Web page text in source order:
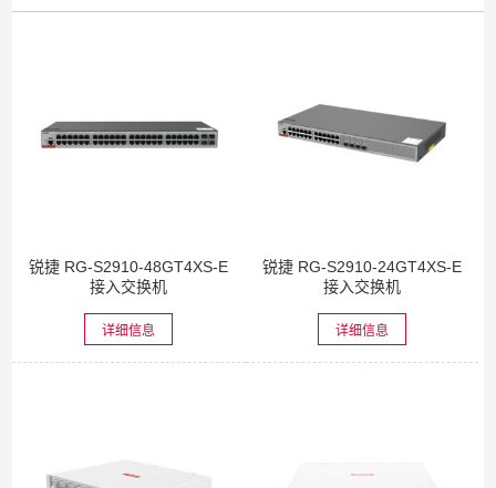
锐捷 RG-S2910-48GT4XS-E
接入交换机
详细信息
锐捷 RG-S2910-24GT4XS-E
接入交换机
详细信息